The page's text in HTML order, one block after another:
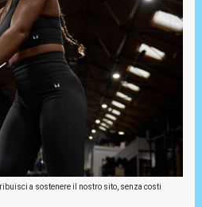
a sostenere il nostro sito, senza costi